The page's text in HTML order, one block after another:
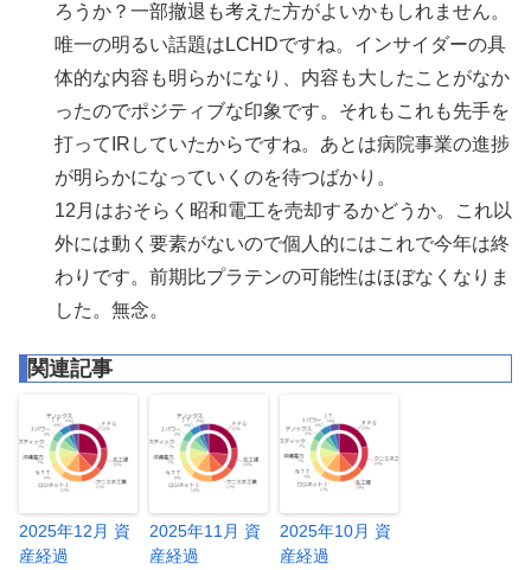
ろうか？一部撤退も考えた方がよいかもしれません。
唯一の明るい話題はLCHDですね。インサイダーの具
体的な内容も明らかになり、内容も大したことがなか
ったのでポジティブな印象です。それもこれも先手を
打ってIRしていたからですね。あとは病院事業の進捗
が明らかになっていくのを待つばかり。
12月はおそらく昭和電工を売却するかどうか。これ以
外には動く要素がないので個人的にはこれで今年は終
わりです。前期比プラテンの可能性はほぼなくなりま
した。無念。
関連記事
2025年12月 資
産経過
2025年11月 資
産経過
2025年10月 資
産経過